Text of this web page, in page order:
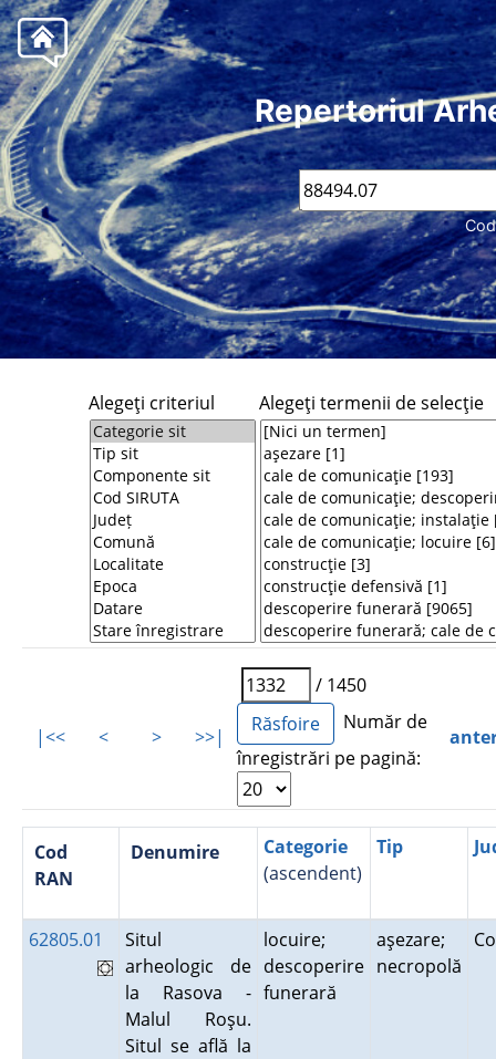
Repertoriul
Cod
Alegeţi criteriul Alegeţi termenii de selecţie
|<< < > >>|
/ 1450
Număr de
înregistrări pe pagină:
Cod
RAN
Denumire
Categorie
(ascendent)
Tip
62805.01
Situl
arheologic de
la Rasova -
Malul Roşu.
Situl se află la
locuire;
descoperire
funerară
aşezare;
necropolă